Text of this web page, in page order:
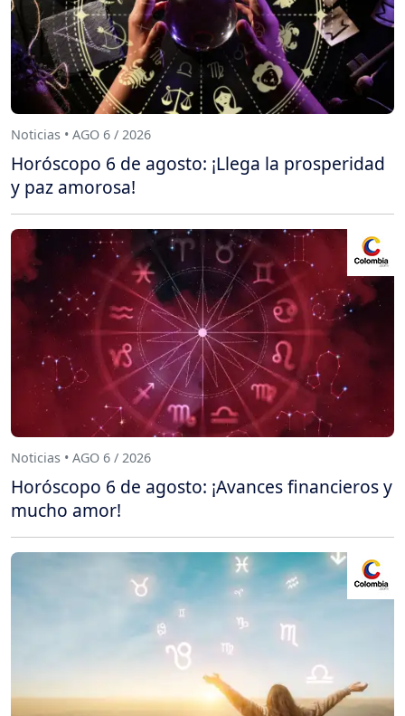
Noticias • AGO 6 / 2026
Horóscopo 6 de agosto: ¡Llega la prosperidad
y paz amorosa!
Noticias • AGO 6 / 2026
Horóscopo 6 de agosto: ¡Avances financieros y
mucho amor!